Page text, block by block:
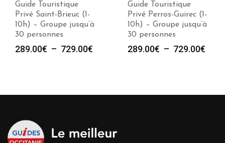
Guide Touristique
Privé Saint-Brieuc (1-
10h) – Groupe jusqu’à
30 personnes
289.00€ – 729.00€
à
Guide Touristique
Privé Perros-Guirec (1-
10h) – Groupe jusqu’à
30 personnes
289.00€ – 729.00€
à